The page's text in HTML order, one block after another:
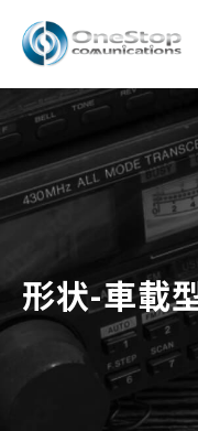
形状-車載